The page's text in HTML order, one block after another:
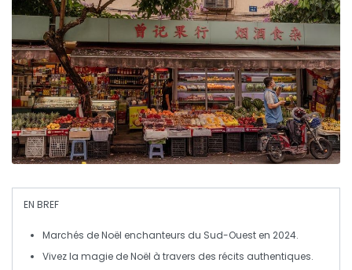
EN BREF
Marchés de Noël enchanteurs du Sud-Ouest en 2024.
Vivez la magie de Noël à travers des récits authentiques.